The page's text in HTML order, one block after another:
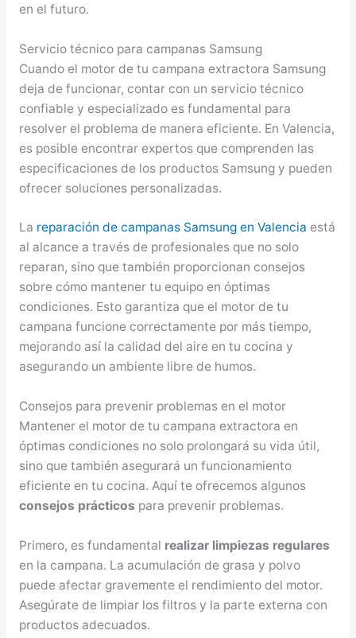
en el futuro.
Servicio técnico para campanas Samsung
Cuando el motor de tu campana extractora Samsung
deja de funcionar, contar con un servicio técnico
confiable y especializado es fundamental para
resolver el problema de manera eficiente. En Valencia,
es posible encontrar expertos que comprenden las
especificaciones de los productos Samsung y pueden
ofrecer soluciones personalizadas.
La reparación de campanas Samsung en Valencia está
al alcance a través de profesionales que no solo
reparan, sino que también proporcionan consejos
sobre cómo mantener tu equipo en óptimas
condiciones. Esto garantiza que el motor de tu
campana funcione correctamente por más tiempo,
mejorando así la calidad del aire en tu cocina y
asegurando un ambiente libre de humos.
Consejos para prevenir problemas en el motor
Mantener el motor de tu campana extractora en
óptimas condiciones no solo prolongará su vida útil,
sino que también asegurará un funcionamiento
eficiente en tu cocina. Aquí te ofrecemos algunos
consejos prácticos para prevenir problemas.
Primero, es fundamental realizar limpiezas regulares
en la campana. La acumulación de grasa y polvo
puede afectar gravemente el rendimiento del motor.
Asegúrate de limpiar los filtros y la parte externa con
productos adecuados.